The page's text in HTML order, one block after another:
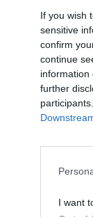
If you wish
sensitive
confirm
continue
information
further
I want